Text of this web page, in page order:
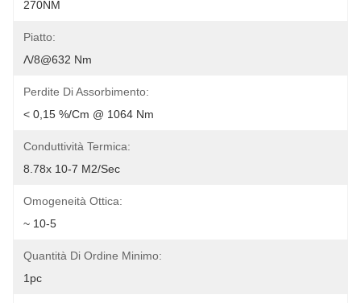
270NM
Piatto:
Λ/8@632 Nm
Perdite Di Assorbimento:
< 0,15 %/cm @ 1064 Nm
Conduttività Termica:
8.78x 10-7 M2/sec
Omogeneità Ottica:
~ 10-5
Quantità Di Ordine Minimo:
1pc